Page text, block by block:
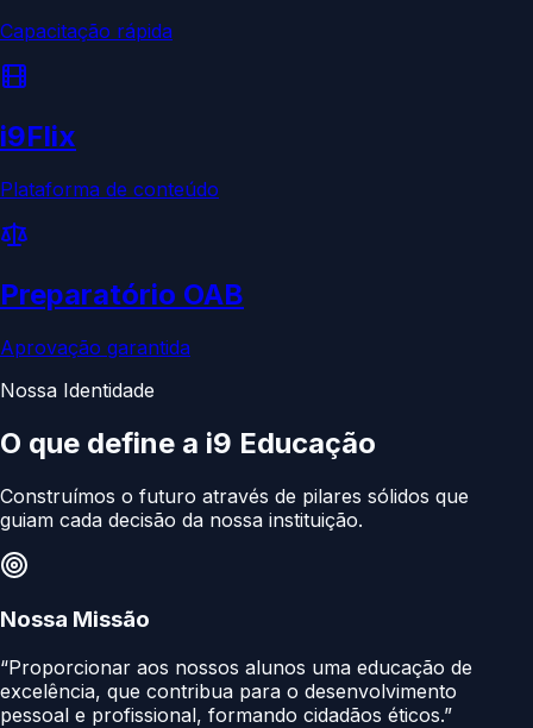
Capacitação rápida
i9Flix
Plataforma de conteúdo
Preparatório OAB
Aprovação garantida
Nossa Identidade
O que define a i9 Educação
Construímos o futuro através de pilares sólidos que
guiam cada decisão da nossa instituição.
Nossa Missão
“Proporcionar aos nossos alunos uma educação de
excelência, que contribua para o desenvolvimento
pessoal e profissional, formando cidadãos éticos.”